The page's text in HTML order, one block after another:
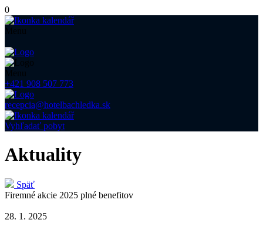
0
Menu
Menu
+421 908 507 773
recepcia@hotelbachledka.sk
Vyhľadať pobyt
Aktuality
Späť
Firemné akcie 2025 plné benefitov
28. 1. 2025